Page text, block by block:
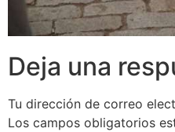
Deja una
Tu dirección de correo
Los campos obligatorios